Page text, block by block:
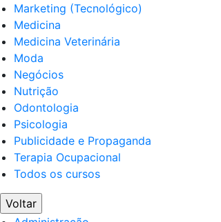
Marketing (Tecnológico)
Medicina
Medicina Veterinária
Moda
Negócios
Nutrição
Odontologia
Psicologia
Publicidade e Propaganda
Terapia Ocupacional
Todos os cursos
Voltar